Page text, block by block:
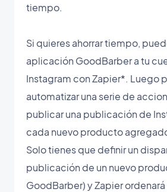
tiempo.
Si quieres ahorrar tiempo,
aplicación GoodBarber a tu
Instagram con Zapier*. Luego
automatizar una serie de
publicar una publicación de
cada nuevo producto
Solo tienes que definir un
publicación de un nuevo
GoodBarber) y Zapier